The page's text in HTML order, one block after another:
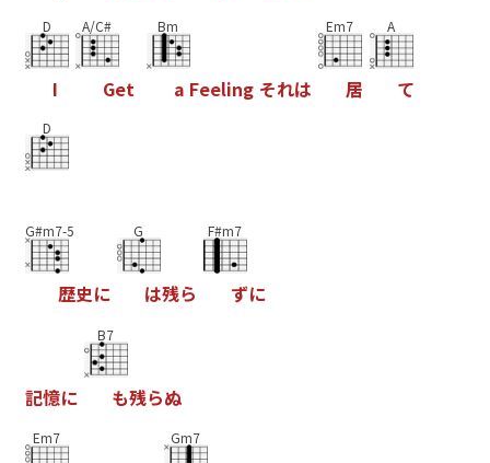
D
I
A/C#
Get
Bm
a Feeling それは
Em7
居
A
て
D
G#m7-5
歴史に
G
は残ら
F#m7
ずに
記憶に
B7
も残らぬ
Em7 Gm7